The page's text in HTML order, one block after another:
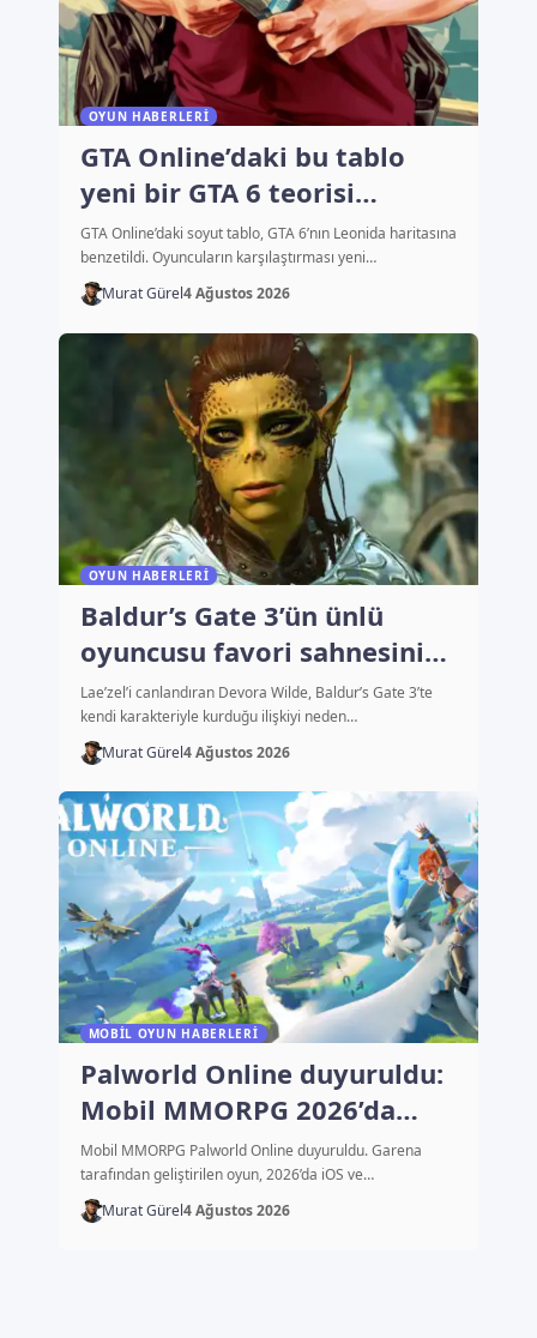
OYUN HABERLERI
GTA Online’daki bu tablo
yeni bir GTA 6 teorisi
başlattı
GTA Online’daki soyut tablo, GTA 6’nın Leonida haritasına
benzetildi. Oyuncuların karşılaştırması yeni…
Murat Gürel4 Ağustos 2026
OYUN HABERLERI
Baldur’s Gate 3’ün ünlü
oyuncusu favori sahnesini
açıkladı
Lae’zel’i canlandıran Devora Wilde, Baldur’s Gate 3’te
kendi karakteriyle kurduğu ilişkiyi neden…
Murat Gürel4 Ağustos 2026
MOBIL OYUN HABERLERI
Palworld Online duyuruldu:
Mobil MMORPG 2026’da
çıkacak
Mobil MMORPG Palworld Online duyuruldu. Garena
tarafından geliştirilen oyun, 2026’da iOS ve…
Murat Gürel4 Ağustos 2026